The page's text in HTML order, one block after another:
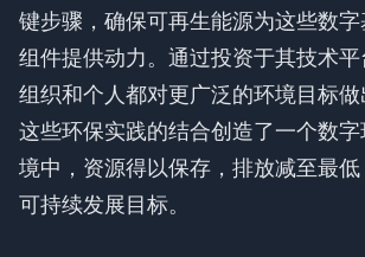
键步骤，确保可再生能源为这些数
组件提供动力。通过投资于其技术平
组织和个人都对更广泛的环境目标做
这些环保实践的结合创造了一个数
境中，资源得以保存，排放减至最
可持续发展目标。